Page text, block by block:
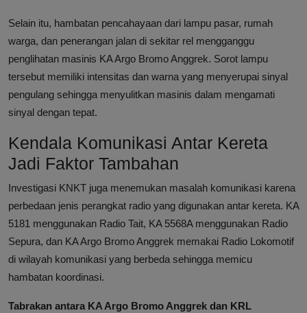
Selain itu, hambatan pencahayaan dari lampu pasar, rumah
warga, dan penerangan jalan di sekitar rel mengganggu
penglihatan masinis KA Argo Bromo Anggrek. Sorot lampu
tersebut memiliki intensitas dan warna yang menyerupai sinyal
pengulang sehingga menyulitkan masinis dalam mengamati
sinyal dengan tepat.
Kendala Komunikasi Antar Kereta
Jadi Faktor Tambahan
Investigasi KNKT juga menemukan masalah komunikasi karena
perbedaan jenis perangkat radio yang digunakan antar kereta. KA
5181 menggunakan Radio Tait, KA 5568A menggunakan Radio
Sepura, dan KA Argo Bromo Anggrek memakai Radio Lokomotif
di wilayah komunikasi yang berbeda sehingga memicu
hambatan koordinasi.
Tabrakan antara KA Argo Bromo Anggrek dan KRL